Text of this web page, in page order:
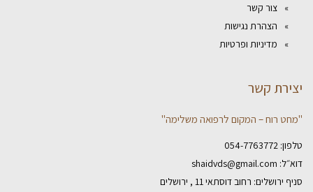
צור קשר
הצהרת נגישות
מדיניות ופרטיות
יצירת קשר
"מחט רוח – המקום לרפואה משלימה"
טלפון: 054-7763772
דוא״ל: shaidvds@gmail.com
סניף ירושלים: רחוב דוסתאי 11 , ירושלים